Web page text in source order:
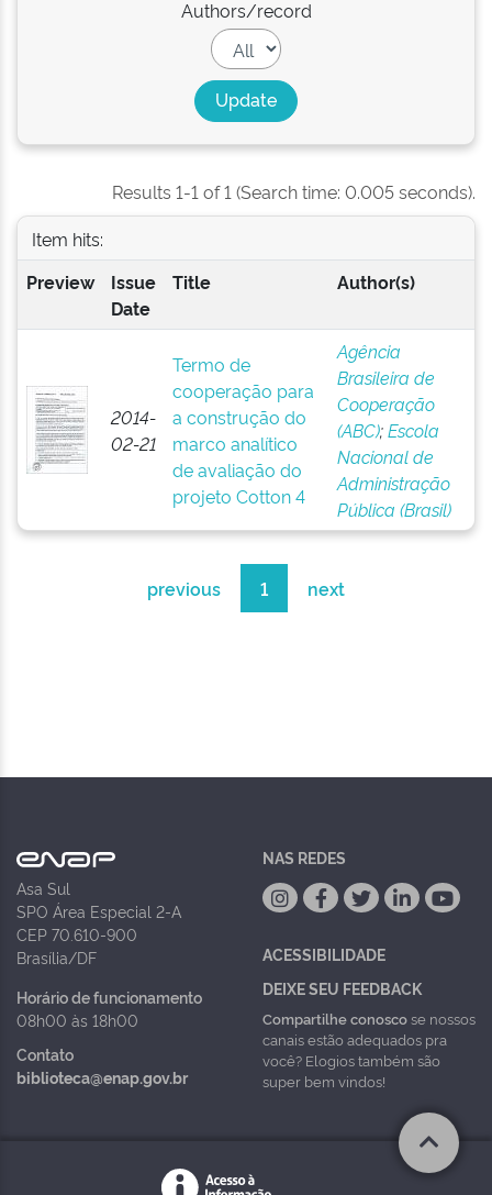
Authors/record
Results 1-1 of 1 (Search time: 0.005 seconds).
Item hits:
Preview
Issue
Date
Title Author(s)
2014-
02-21
Termo de
cooperação para
a construção do
marco analítico
de avaliação do
projeto Cotton 4
Agência
Brasileira de
Cooperação
(ABC);Escola
Nacional de
Administração
Pública (Brasil)
previous 1 next
Asa Sul
SPO Área Especial 2-A
CEP 70.610-900
Brasília/DF
Horário de funcionamento
08h00 às 18h00
Contato
biblioteca@enap.gov.br
NAS REDES
ACESSIBILIDADE
DEIXE SEU FEEDBACK
Compartilhe conoscose nossos
canais estão adequados pra
você? Elogios também são
super bem vindos!